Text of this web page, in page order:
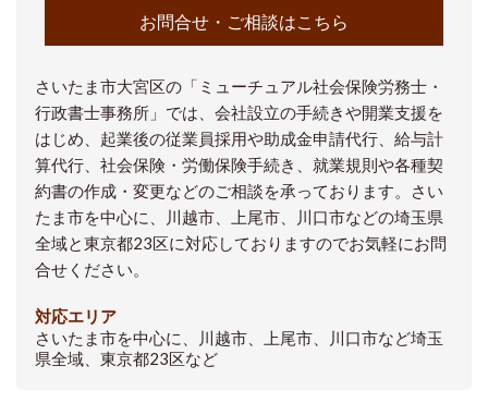
お問合せ・ご相談はこちら
さいたま市大宮区の「ミューチュアル社会保険労務士・
行政書士事務所」では、会社設立の手続きや開業支援を
はじめ、起業後の従業員採用や助成金申請代行、給与計
算代行、社会保険・労働保険手続き、就業規則や各種契
約書の作成・変更などのご相談を承っております。さい
たま市を中心に、川越市、上尾市、川口市などの埼玉県
全域と東京都23区に対応しておりますのでお気軽にお問
合せください。
対応エリア
さいたま市を中心に、川越市、上尾市、川口市など埼玉
県全域、東京都23区など